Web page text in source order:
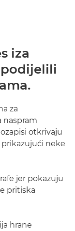
iza
za
naspram
otkrivaju
prikazujući neke
jer pokazuju
pritiska
hrane